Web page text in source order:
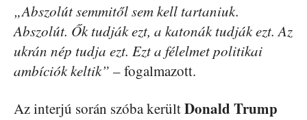
„Abszolút semmitől sem kell tartaniuk.
Abszolút. Ők tudják ezt, a katonák tudják ezt. Az
ukrán nép tudja ezt. Ezt a félelmet politikai
ambíciók keltik” – fogalmazott.
Az interjú során szóba kerültDonald Trump